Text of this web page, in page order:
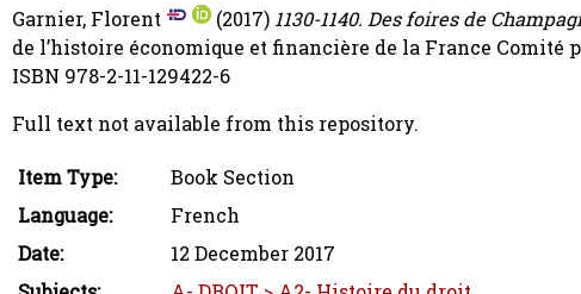
Garnier, Florent (2017) 1130-1140. Des foires de
de l’histoire économique et financière de la France Comité
ISBN 978-2-11-129422-6
Full text not available from this repository.
Item Type:
Book Section
Language:
French
Date:
12 December 2017